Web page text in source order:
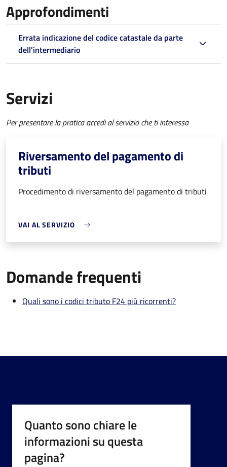
Approfondimenti
Errata indicazione del codice catastale da parte
dell'intermediario
Servizi
Per presentare la pratica accedi al servizio che ti interessa
Riversamento del pagamento di
tributi
Procedimento di riversamento del pagamento di tributi
VAI AL SERVIZIO
Domande frequenti
Quali sono i codici tributo F24 più ricorrenti?
Quanto sono chiare le
informazioni su questa
pagina?